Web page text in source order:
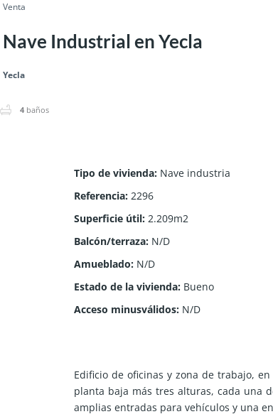
Venta
Nave Industrial en Yecla
Yecla
4 baños
Tipo de vivienda: Nave industria
Referencia: 2296
Superficie útil: 2.209m2
Balcón/terraza: N/D
Amueblado: N/D
Estado de la vivienda: Bueno
Acceso minusválidos: N/D
Edificio de oficinas y zona de trabajo,
planta baja más tres alturas, cada una
amplias entradas para vehículos y una